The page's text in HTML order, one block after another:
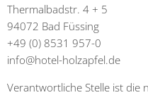
Thermalbadstr. 4 + 5
94072 Bad Füssing
+49 (0) 8531 957-0
info@hotel-holzapfel.de
Verantwortliche Stelle ist die